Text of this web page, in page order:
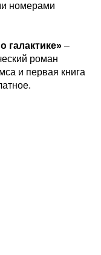
номерами
галактике» –
роман
и первая книга